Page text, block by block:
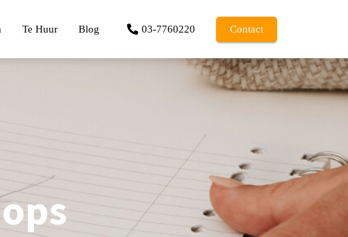
Te Huur Blog 03-7760220 Contact